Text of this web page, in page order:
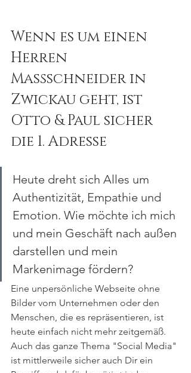
Wenn es um einen
Herren
Maßschneider in
Zwickau geht, ist
Otto & Paul sicher
die 1. Adresse
Heute dreht sich Alles um
Authentizität, Empathie und
Emotion. Wie möchte ich mich
und mein Geschäft nach außen
darstellen und mein
Markenimage fördern?
Eine unpersönliche Webseite ohne
Bilder vom Unternehmen oder den
Menschen, die es repräsentieren, ist
heute einfach nicht mehr zeitgemäß.
Auch das ganze Thema "Social Media"
ist mittlerweile sicher auch Dir ein